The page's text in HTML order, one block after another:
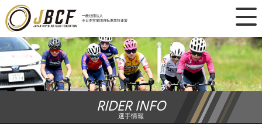
一般社団法人
全日本実業団自転車競技連盟
×
ニュース
レース日程
ランキング
RIDER INFO
選手情報